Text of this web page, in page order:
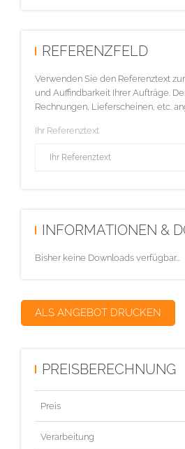
REFERENZFELD
Verwenden Sie den Referenztext
und Auffindbarkeit Ihrer Aufträge.
Rechnungen, Lieferscheinen, etc.
Ihr Referenztext
INFORMATIONEN &
Bisher keine Downloads verfügbar...
ALS ANGEBOT DRUCKEN
PREISBERECHNUNG
Preis
Verarbeitung